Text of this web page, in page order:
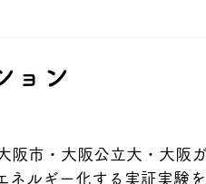
ョン
市・大阪公立大・大阪
ルギー化する実証実験を